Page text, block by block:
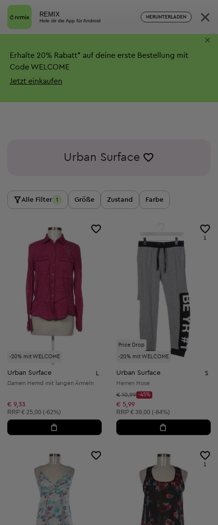
REMIX
Hole dir die App für Android
HERUNTERLADEN ×
Erhalte 20% Rabatt* auf deine erste Bestellung mit
Code WELCOME
Jetzt einkaufen
×
Urban Surface
Alle Filter 1 Größe Zustand Farbe
-20% mit WELCOME
Urban Surface
Damen Hemd mit langen Ärmeln
€ 9,33
Unverbindliche Preisempfehlung:
RRP € 25,00 (-62%)
Price Drop
-20% mit WELCOME
1
Urban Surface S
Herren Hose
Startpreis:
€ 10,99
Discount Price:
-45%
Reduzierter Preis:
€ 5,99
Unverbindliche Preisempfehlung:
RRP € 39,00 (-84%)
1